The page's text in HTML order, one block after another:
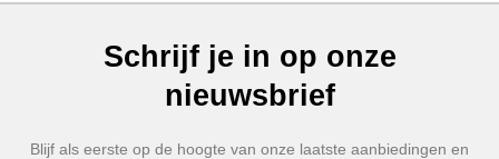
Schrijf je in op onze
nieuwsbrief
Blijf als eerste op de hoogte van onze laatste aanbiedingen en